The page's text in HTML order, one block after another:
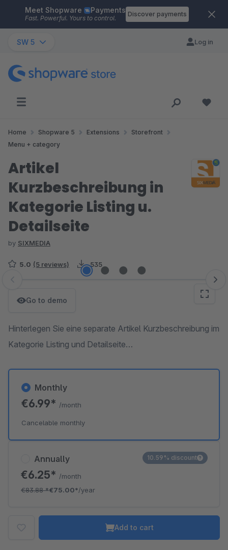
Skip to main content
Meet Shopware Payments
Fast. Powerful. Yours to control.
Discover payments
SW 5 Log in
Home Shopware 5 Extensions
Storefront
Menu + category
Artikel
Kurzbeschreibung in
Kategorie Listing u.
Detailseite
by SIXMEDIA
5.0 (5 reviews) 535
Skip image gallery
Go to demo
Hinterlegen Sie eine separate Artikel Kurzbeschreibung im
Kategorie Listing und Detailseite…
Annually
€6.25* /month
€83.88*€75.00*/year
10.59% discount
Monthly
€6.99* /month
Cancelable monthly
Add to cart